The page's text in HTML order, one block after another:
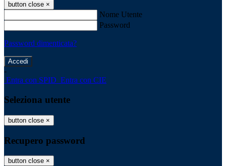
button close ×
Nome Utente
Password
Password dimenticata?
-
Entra con SPID Entra con CIE
Seleziona utente
button close ×
Recupero password
button close ×